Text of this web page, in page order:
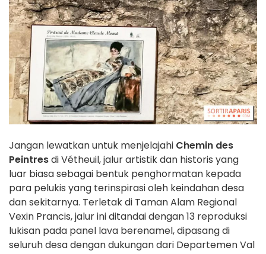
Jangan lewatkan untuk menjelajahi Chemin des
Peintresdi Vétheuil, jalur artistik dan historis yang
luar biasa sebagai bentuk penghormatan kepada
para pelukis yang terinspirasi oleh keindahan desa
dan sekitarnya. Terletak di Taman Alam Regional
Vexin Prancis, jalur ini ditandai dengan 13 reproduksi
lukisan pada panel lava berenamel, dipasang di
seluruh desa dengan dukungan dari Departemen Val